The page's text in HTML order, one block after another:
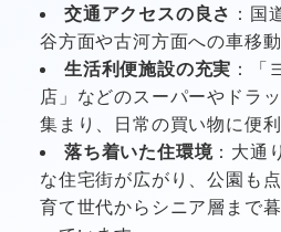
交通アクセスの良さ ：国
谷方面や古河方面への車移
生活利便施設の充実 ：「
店」などのスーパーやドラ
集まり、日常の買い物に便利
落ち着いた住環境：大通
な住宅街が広がり、公園も
育て世代からシニア層まで